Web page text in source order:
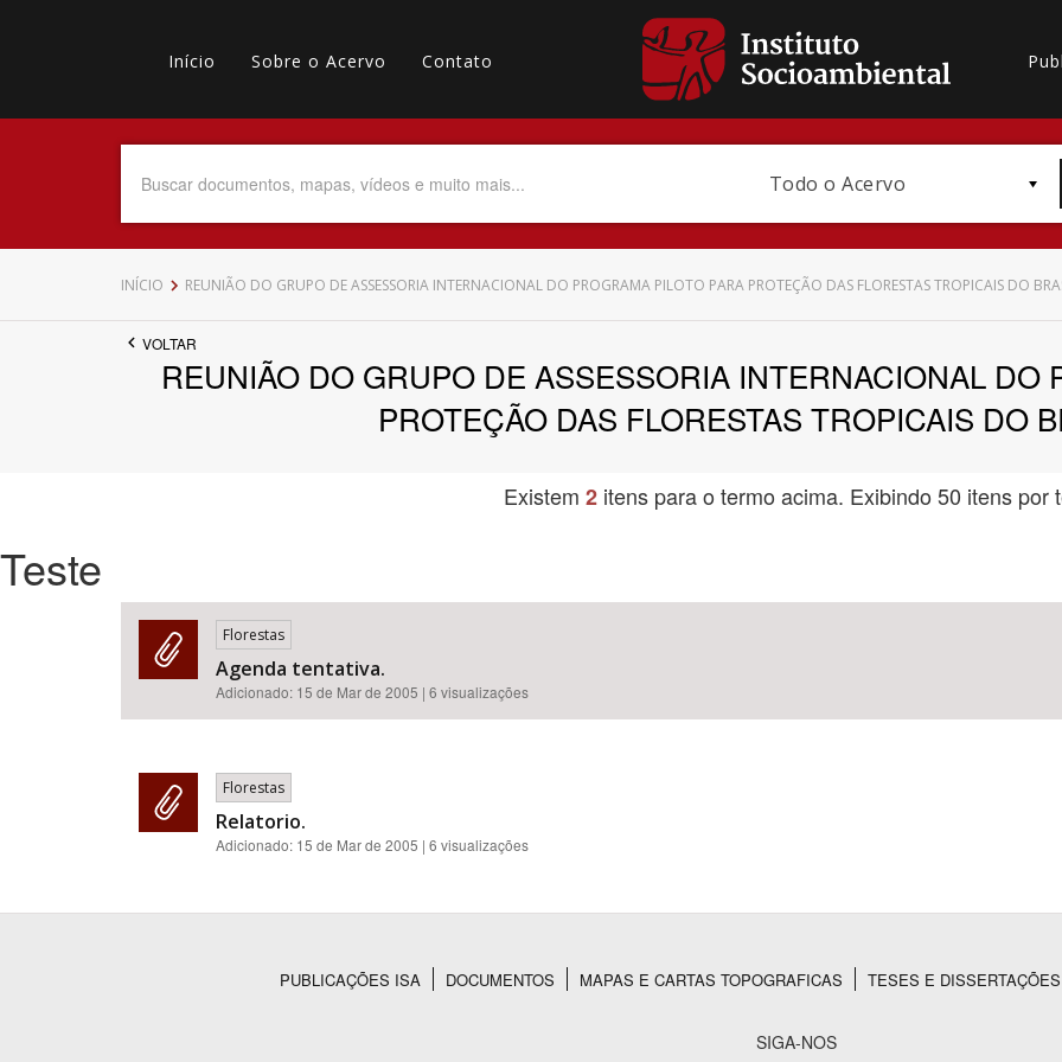
Main
navigation
Início Sobre o Acervo Contato
secundário
Todo o Acervo
Data do Documento Até
Área de Levantamento
INÍCIO REUNIÃO DO GRUPO DE ASSESSORIA INTERNACIONAL DO PROGRAMA PILOTO PARA PROTEÇÃO DAS FLORESTAS TROPICAIS DO
VOLTAR
REUNIÃO DO GRUPO DE ASSESSORIA INTERNACIONAL DO
PROTEÇÃO DAS FLORESTAS TROPICAIS DO
Existem 2 itens para o termo acima. Exibindo 50 itens por
Teste
Florestas
Agenda tentativa.
Adicionado: 15 de Mar de 2005 | 6 visualizações
Florestas
Relatorio.
Adicionado: 15 de Mar de 2005 | 6 visualizações
PUBLICAÇÕES ISA DOCUMENTOS MAPAS E CARTAS TOPOGRAFICAS TESES E DISSERTAÇÕES
SIGA-NOS